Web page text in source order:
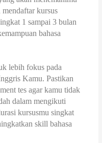
kursus
1 sampai 3 bulan
bahasa
lebih fokus pada
Kamu. Pastikan
tes agar kamu tidak
dalam mengikuti
kursusmu singkat
skill bahasa